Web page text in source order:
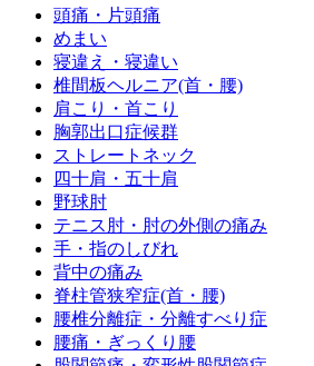
頭痛・片頭痛
めまい
寝違え・寝違い
椎間板ヘルニア(首・腰)
肩こり・首こり
胸郭出口症候群
ストレートネック
四十肩・五十肩
野球肘
テニス肘・肘の外側の痛み
手・指のしびれ
背中の痛み
脊柱管狭窄症(首・腰)
腰椎分離症・分離すべり症
腰痛・ぎっくり腰